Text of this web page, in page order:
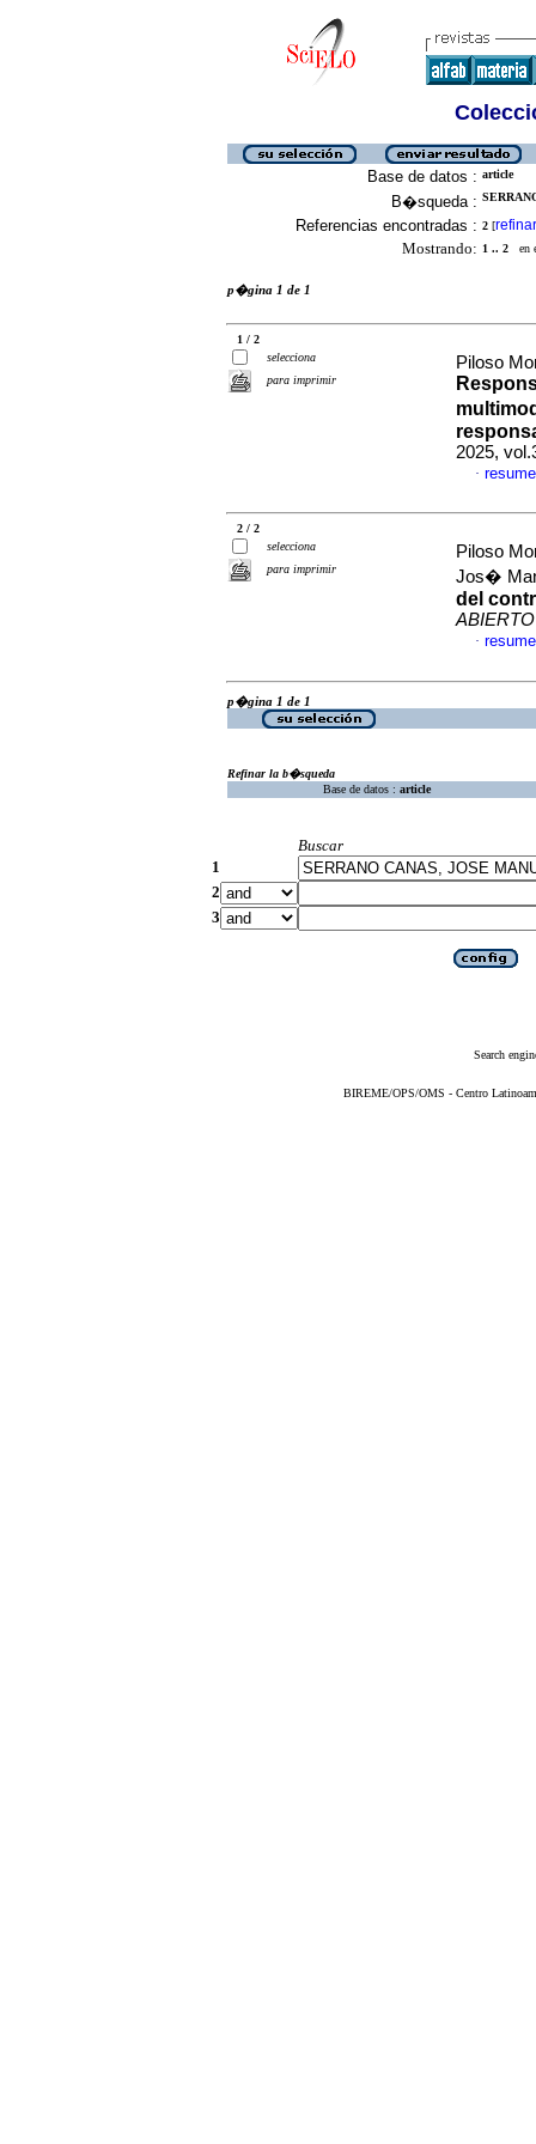
Base de datos : article
B�squeda :
Referencias encontradas : 2 [refinar
Mostrando: 1 .. 2 en
p�gina 1 de 1
1 / 2
selecciona
para imprimir
Piloso
2025,
·
2 / 2
selecciona
para imprimir
Piloso
Jos�
del
ABIERTO
·
p�gina 1 de 1
Refinar la b�squeda
Base de datos : article
Buscar
1
2
3
Search
BIREME/OPS/OMS - Centro